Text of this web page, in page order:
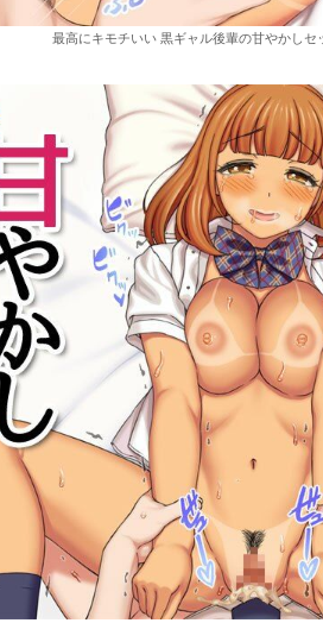
最高にキモチいい 黒ギャル後輩の甘やかしセ